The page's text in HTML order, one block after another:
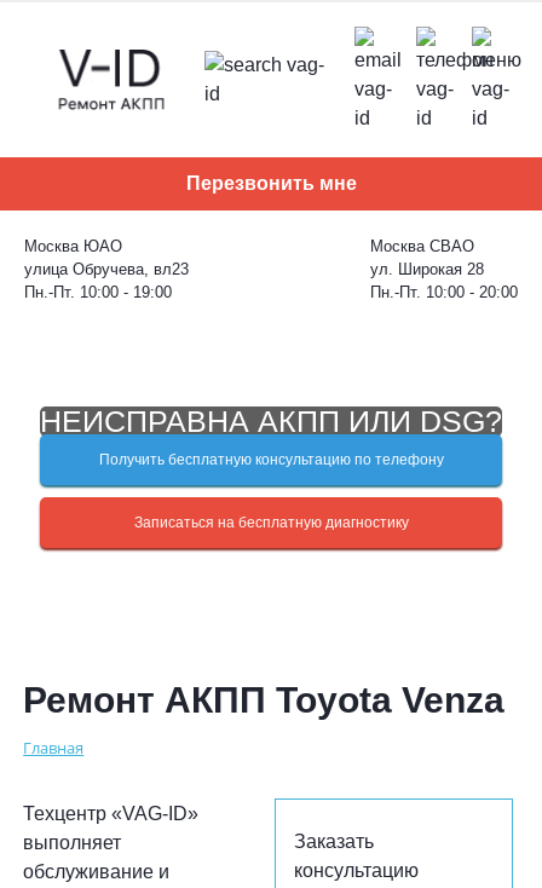
Перезвонить мне
Москва ЮАО
улица Обручева, вл23
Пн.-Пт. 10:00 - 19:00
Москва СВАО
ул. Широкая 28
Пн.-Пт. 10:00 - 20:00
НЕИСПРАВНА АКПП ИЛИ DSG?
Получить бесплатную консультацию по телефону
Записаться на бесплатную диагностику
Ремонт АКПП Toyota Venza
Главная
Техцентр «VAG-ID»
выполняет
обслуживание и
Заказать
консультацию